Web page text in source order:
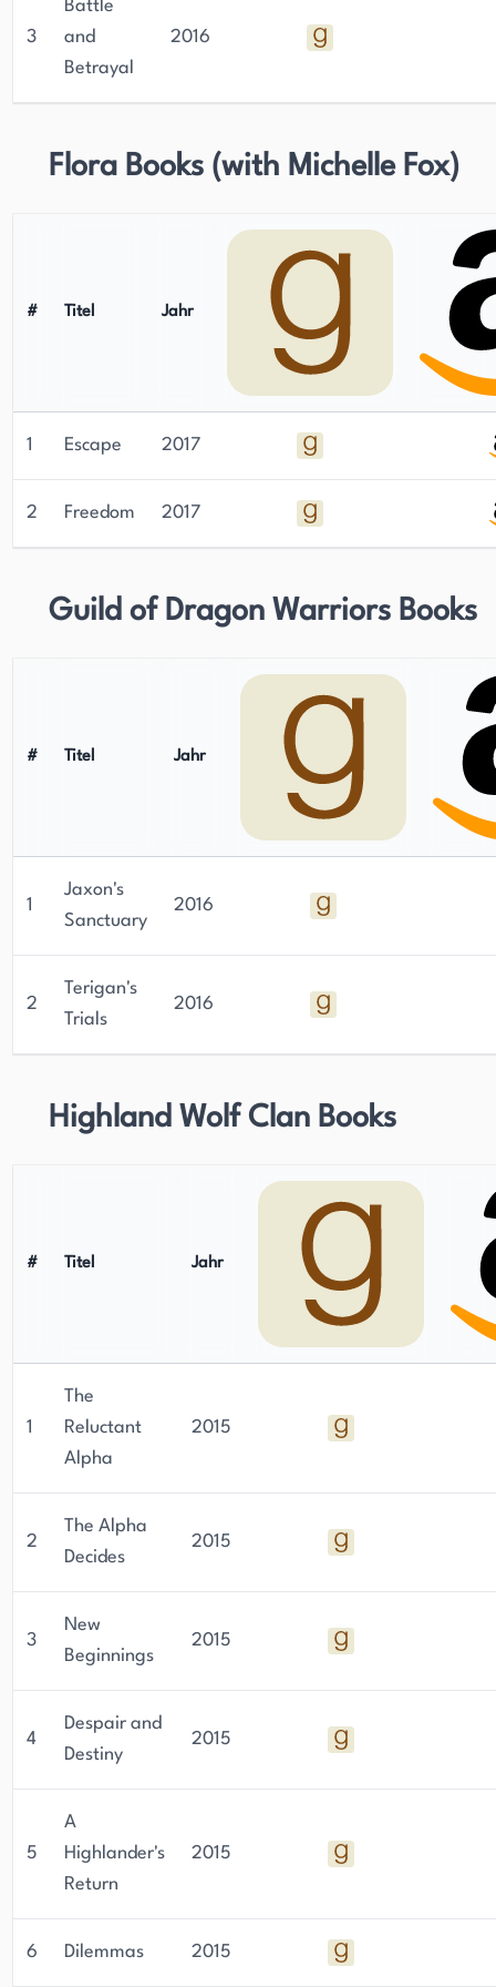
3
Battle
and
Betrayal
2016
Flora Books (with Michelle Fox)
# Titel Jahr
1 Escape 2017
2 Freedom 2017
Guild of Dragon Warriors Books
# Titel Jahr
1
Jaxon's
Sanctuary
2016
2
Terigan's
Trials
2016
Highland Wolf Clan Books
# Titel Jahr
1
The
Reluctant
Alpha
2015
2
The Alpha
Decides
2015
3
New
Beginnings
2015
4
Despair and
Destiny
2015
5
A
Highlander's
Return
2015
6 Dilemmas 2015